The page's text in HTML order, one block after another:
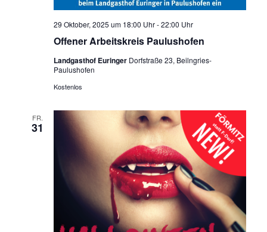
Offener Arbeitskreis Paulushofen
29 Oktober, 2025 um 18:00 Uhr-22:00 Uhr
Landgasthof Euringer Dorfstraße 23, Beilngries-
Paulushofen
Kostenlos
FR.
31